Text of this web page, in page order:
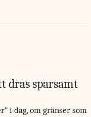
dras sparsamt
i dag, om gränser som